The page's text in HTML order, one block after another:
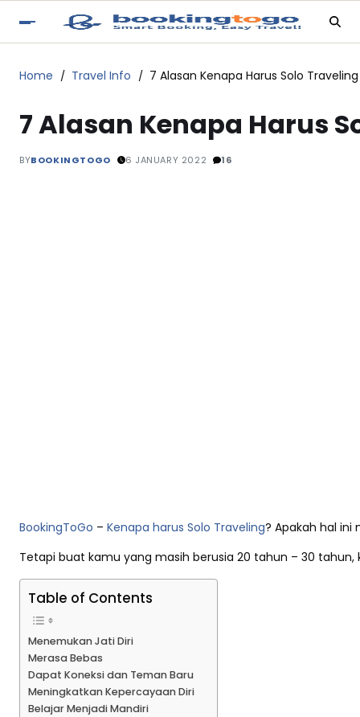
Home Travel Info 7 Alasan Kenapa Harus Solo
7 Alasan Kenapa Harus
BYBOOKINGTOGO 6 JANUARY 2022 16
BookingToGo – Kenapa harus Solo Traveling? Apakah hal ini
Tetapi buat kamu yang masih berusia 20 tahun – 30
Table of Contents
Menemukan Jati Diri
Merasa Bebas
Dapat Koneksi dan Teman Baru
Meningkatkan Kepercayaan Diri
Belajar Menjadi Mandiri